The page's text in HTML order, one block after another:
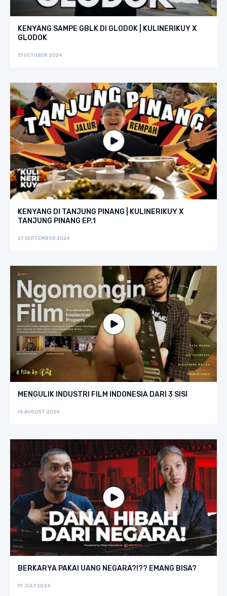
KENYANG SAMPE GBLK DI GLODOK | KULINERIKUY X
GLODOK
31 OCTOBER 2024
KENYANG DI TANJUNG PINANG | KULINERIKUY X
TANJUNG PINANG EP.1
27 SEPTEMBER 2024
MENGULIK INDUSTRI FILM INDONESIA DARI 3 SISI
16 AUGUST 2024
BERKARYA PAKAI UANG NEGARA?!?? EMANG BISA?
19 JULY 2024